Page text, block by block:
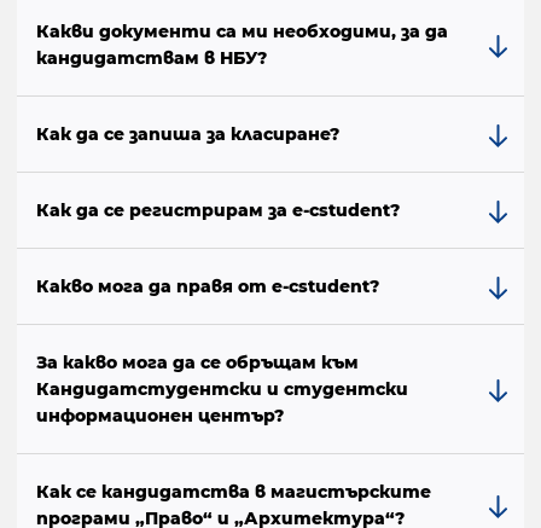
Какви документи са ми необходими, за да
кандидатствам в НБУ?
Как да се запиша за класиране?
Как да се регистрирам за e-cstudent?
Какво мога да правя от е-cstudent?
За какво мога да се обръщам към
Кандидатстудентски и студентски
информационен център?
Как се кандидатства в магистърските
програми „Право“ и „Архитектура“?